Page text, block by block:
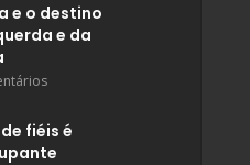
e o destino
e da
fiéis é